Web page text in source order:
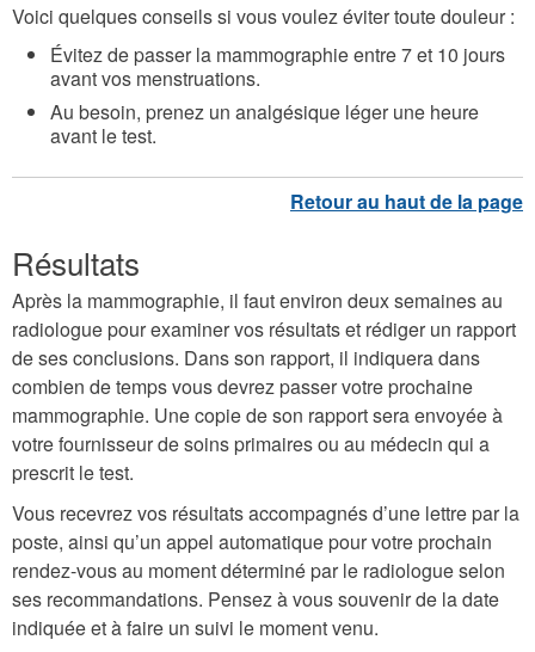
Voici quelques conseils si vous voulez éviter toute douleur :
Évitez de passer la mammographie entre 7 et 10 jours
avant vos menstruations.
Au besoin, prenez un analgésique léger une heure
avant le test.
Résultats
Après la mammographie, il faut environ deux semaines au
radiologue pour examiner vos résultats et rédiger un rapport
de ses conclusions. Dans son rapport, il indiquera dans
combien de temps vous devrez passer votre prochaine
mammographie. Une copie de son rapport sera envoyée à
votre fournisseur de soins primaires ou au médecin qui a
prescrit le test.
Vous recevrez vos résultats accompagnés d’une lettre par la
poste, ainsi qu’un appel automatique pour votre prochain
rendez-vous au moment déterminé par le radiologue selon
ses recommandations. Pensez à vous souvenir de la date
indiquée et à faire un suivi le moment venu.